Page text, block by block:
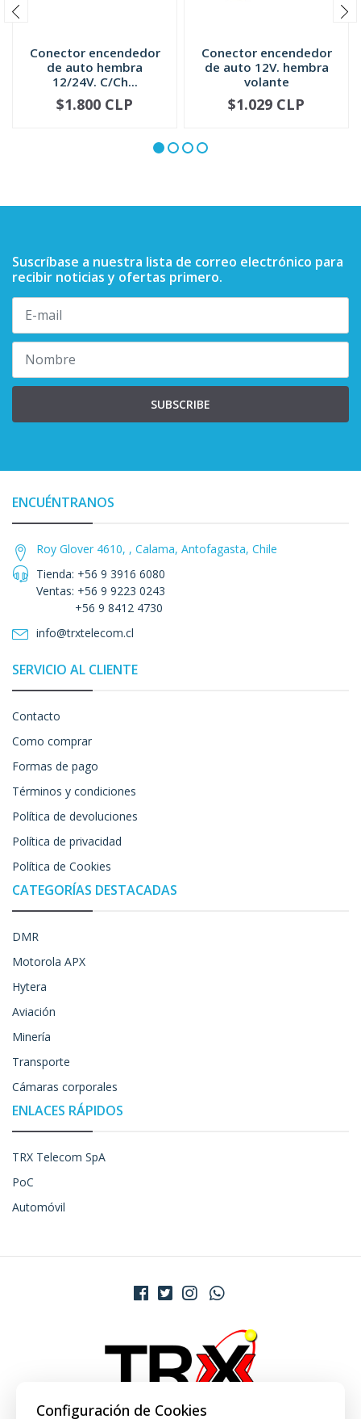
Conector encendedor
de auto hembra
12/24V. C/Ch...
+
$1.800 CLP
Conector encendedor
de auto 12V. hembra
volante
+
$1.029 CLP
Suscríbase a nuestra lista de correo electrónico para
recibir noticias y ofertas primero.
SUBSCRIBE
ENCUÉNTRANOS
Roy Glover 4610, , Calama, Antofagasta, Chile
Tienda: +56 9 3916 6080
Ventas: +56 9 9223 0243
+56 9 8412 4730
info@trxtelecom.cl
SERVICIO AL CLIENTE
Contacto
Como comprar
Formas de pago
Términos y condiciones
Política de devoluciones
Política de privacidad
Política de Cookies
CATEGORÍAS DESTACADAS
DMR
Motorola APX
Hytera
Aviación
Minería
Transporte
Cámaras corporales
ENLACES RÁPIDOS
TRX Telecom SpA
PoC
Automóvil
Configuración de Cookies